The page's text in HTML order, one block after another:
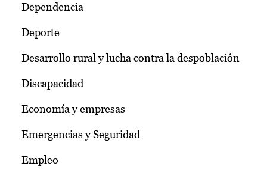
Dependencia
Deporte
Desarrollo rural y lucha contra la despoblación
Discapacidad
Economía y empresas
Emergencias y Seguridad
Empleo